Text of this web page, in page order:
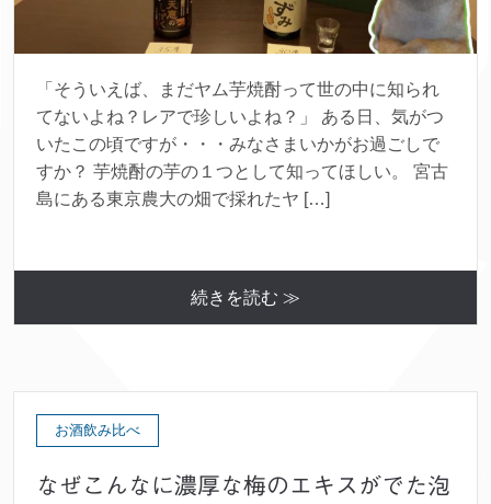
「そういえば、まだヤム芋焼酎って世の中に知られ
てないよね？レアで珍しいよね？」 ある日、気がつ
いたこの頃ですが・・・みなさまいかがお過ごしで
すか？ 芋焼酎の芋の１つとして知ってほしい。 宮古
島にある東京農大の畑で採れたヤ […]
続きを読む ≫
お酒飲み比べ
なぜこんなに濃厚な梅のエキスがでた泡